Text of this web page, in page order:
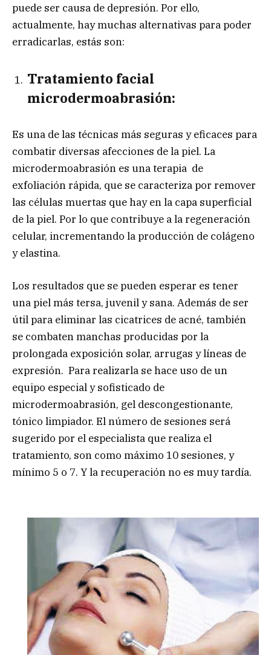
puede ser causa de depresión. Por ello,
actualmente, hay muchas alternativas para poder
erradicarlas, estás son:
Tratamiento facial
microdermoabrasión:
Es una de las técnicas más seguras y eficaces para
combatir diversas afecciones de la piel. La
microdermoabrasión es una terapia de
exfoliación rápida, que se caracteriza por remover
las células muertas que hay en la capa superficial
de la piel. Por lo que contribuye a la regeneración
celular, incrementando la producción de colágeno
y elastina.
Los resultados que se pueden esperar es tener
una piel más tersa, juvenil y sana. Además de ser
útil para eliminar las cicatrices de acné, también
se combaten manchas producidas por la
prolongada exposición solar, arrugas y líneas de
expresión. Para realizarla se hace uso de un
equipo especial y sofisticado de
microdermoabrasión, gel descongestionante,
tónico limpiador. El número de sesiones será
sugerido por el especialista que realiza el
tratamiento, son como máximo 10 sesiones, y
mínimo 5 o 7. Y la recuperación no es muy tardía.